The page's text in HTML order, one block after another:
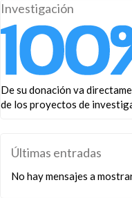
Investigación
De su donación va
de los proyectos de
Últimas entradas
No hay mensajes a